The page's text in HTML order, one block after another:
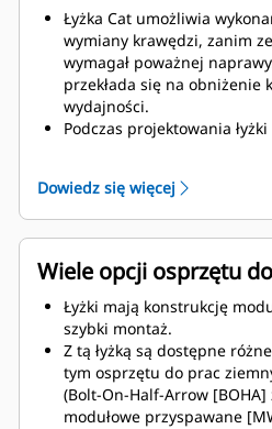
Łyżka Cat umożliwia
wymiany krawędzi, zanim
wymagał poważnej
przekłada się na obniżenie
wydajności.
Podczas projektowania
wydajności maszyny.
Osprzęt do prac ziemnych
przewagę nad konkurencją.
Dowiedz się więcej
Wiele opcji osprzętu
Łyżki mają konstrukcję
szybki montaż.
Z tą łyżką są dostępne
tym osprzętu do prac
(Bolt-On-Half-Arrow
modułowe przyspawane